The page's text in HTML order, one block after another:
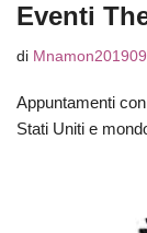
Eventi
di Mnamon201909
Appuntamenti
Stati Uniti e